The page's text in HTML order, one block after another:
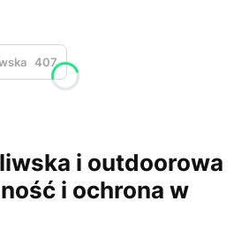
407
i outdoorowa
i ochrona w